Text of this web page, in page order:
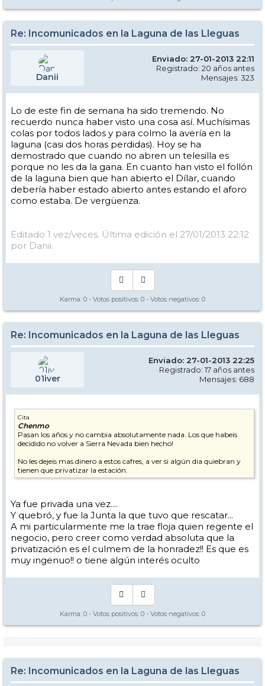
horas de esquí perdidas, son aceptables. Montar gente en un telesilla
son cumplir todas las condiciones necesarias para funcionar, de ser
así, en ningún caso me lo parecería.
Saludos.
Re: Incomunicados en la Laguna de las Lleguas
Danii
Enviado: 27-01-2013 22:11
Registrado: 20 años antes
Mensajes: 323
Lo de este fin de semana ha sido tremendo. No
recuerdo nunca haber visto una cosa así. Muchísimas
colas por todos lados y para colmo la avería en la
laguna (casi dos horas perdidas). Hoy se ha
demostrado que cuando no abren un telesilla es
porque no les da la gana. En cuanto han visto el follón
de la laguna bien que han abierto el Dílar, cuando
debería haber estado abierto antes estando el aforo
como estaba. De vergüenza.
Editado 1 vez/veces. Última edición el 27/01/2013 22:12
por Danii.
Karma: 0 - Votos positivos: 0 - Votos negativos: 0
Re: Incomunicados en la Laguna de las Lleguas
01iver
Enviado: 27-01-2013 22:25
Registrado: 17 años antes
Mensajes: 688
Cita
Chenmo
Pasan los años y no cambia absolutamente nada. Los que habeis
decidido no volver a Sierra Nevada bien hecho!
No les dejeis mas dinero a estos cafres, a ver si algún dia quiebran y
tienen que privatizar la estación.
Ya fue privada una vez....
Y quebró, y fue la Junta la que tuvo que rescatar...
A mi particularmente me la trae floja quien regente el
negocio, pero creer como verdad absoluta que la
privatización es el culmem de la honradez!! Es que es
muy ingenuo!! o tiene algún interés oculto
Karma: 0 - Votos positivos: 0 - Votos negativos: 0
Re: Incomunicados en la Laguna de las Lleguas